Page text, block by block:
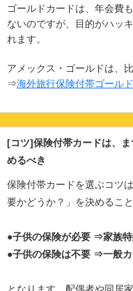
ゴールドカードは、年会費
ないのですが、目的がハッ
れます。
アメックス・ゴールドは、
⇒海外旅行保険付帯ゴール
[コツ]保険付帯カードは、
めるべき
保険付帯カードを選ぶコツ
要かどうか？」を決めること
●子供の保険が必要 ⇒家族
●子供の保険は不要 ⇒一般